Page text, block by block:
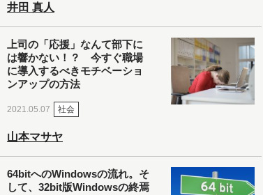
井田 真人
上司の「応援」なんて部下に
は響かない！？ 今すぐ職場
に導入するべきモチベーショ
ンアップの方法
2021.05.07 社会
山本マサヤ
64bitへのWindowsの流れ。そ
して、32bit版Windowsの終焉